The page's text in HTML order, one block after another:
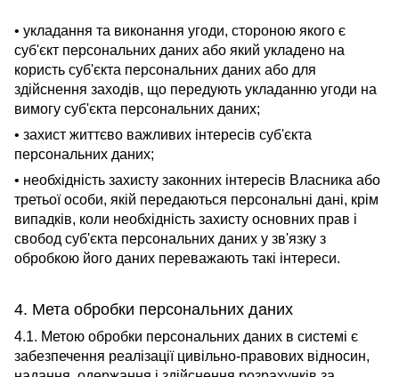
• укладання та виконання угоди, стороною якого є
суб'єкт персональних даних або який укладено на
користь суб'єкта персональних даних або для
здійснення заходів, що передують укладанню угоди на
вимогу суб'єкта персональних даних;
• захист життєво важливих інтересів суб'єкта
персональних даних;
• необхідність захисту законних інтересів Власника або
третьої особи, якій передаються персональні дані, крім
випадків, коли необхідність захисту основних прав і
свобод суб'єкта персональних даних у зв'язку з
обробкою його даних переважають такі інтереси.
4. Мета обробки персональних даних
4.1. Метою обробки персональних даних в системі є
забезпечення реалізації цивільно-правових відносин,